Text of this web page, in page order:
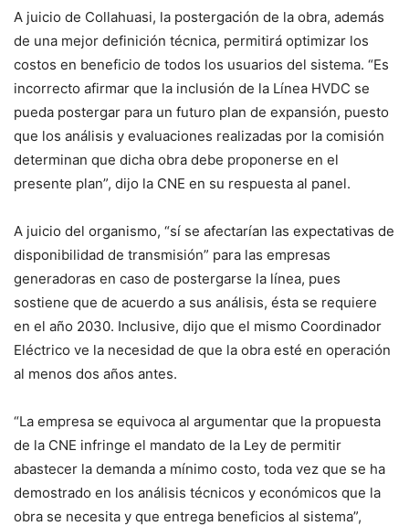
A juicio de Collahuasi, la postergación de la obra, además
de una mejor definición técnica, permitirá optimizar los
costos en beneficio de todos los usuarios del sistema. “Es
incorrecto afirmar que la inclusión de la Línea HVDC se
pueda postergar para un futuro plan de expansión, puesto
que los análisis y evaluaciones realizadas por la comisión
determinan que dicha obra debe proponerse en el
presente plan”, dijo la CNE en su respuesta al panel.
A juicio del organismo, “sí se afectarían las expectativas de
disponibilidad de transmisión” para las empresas
generadoras en caso de postergarse la línea, pues
sostiene que de acuerdo a sus análisis, ésta se requiere
en el año 2030. Inclusive, dijo que el mismo Coordinador
Eléctrico ve la necesidad de que la obra esté en operación
al menos dos años antes.
“La empresa se equivoca al argumentar que la propuesta
de la CNE infringe el mandato de la Ley de permitir
abastecer la demanda a mínimo costo, toda vez que se ha
demostrado en los análisis técnicos y económicos que la
obra se necesita y que entrega beneficios al sistema”,